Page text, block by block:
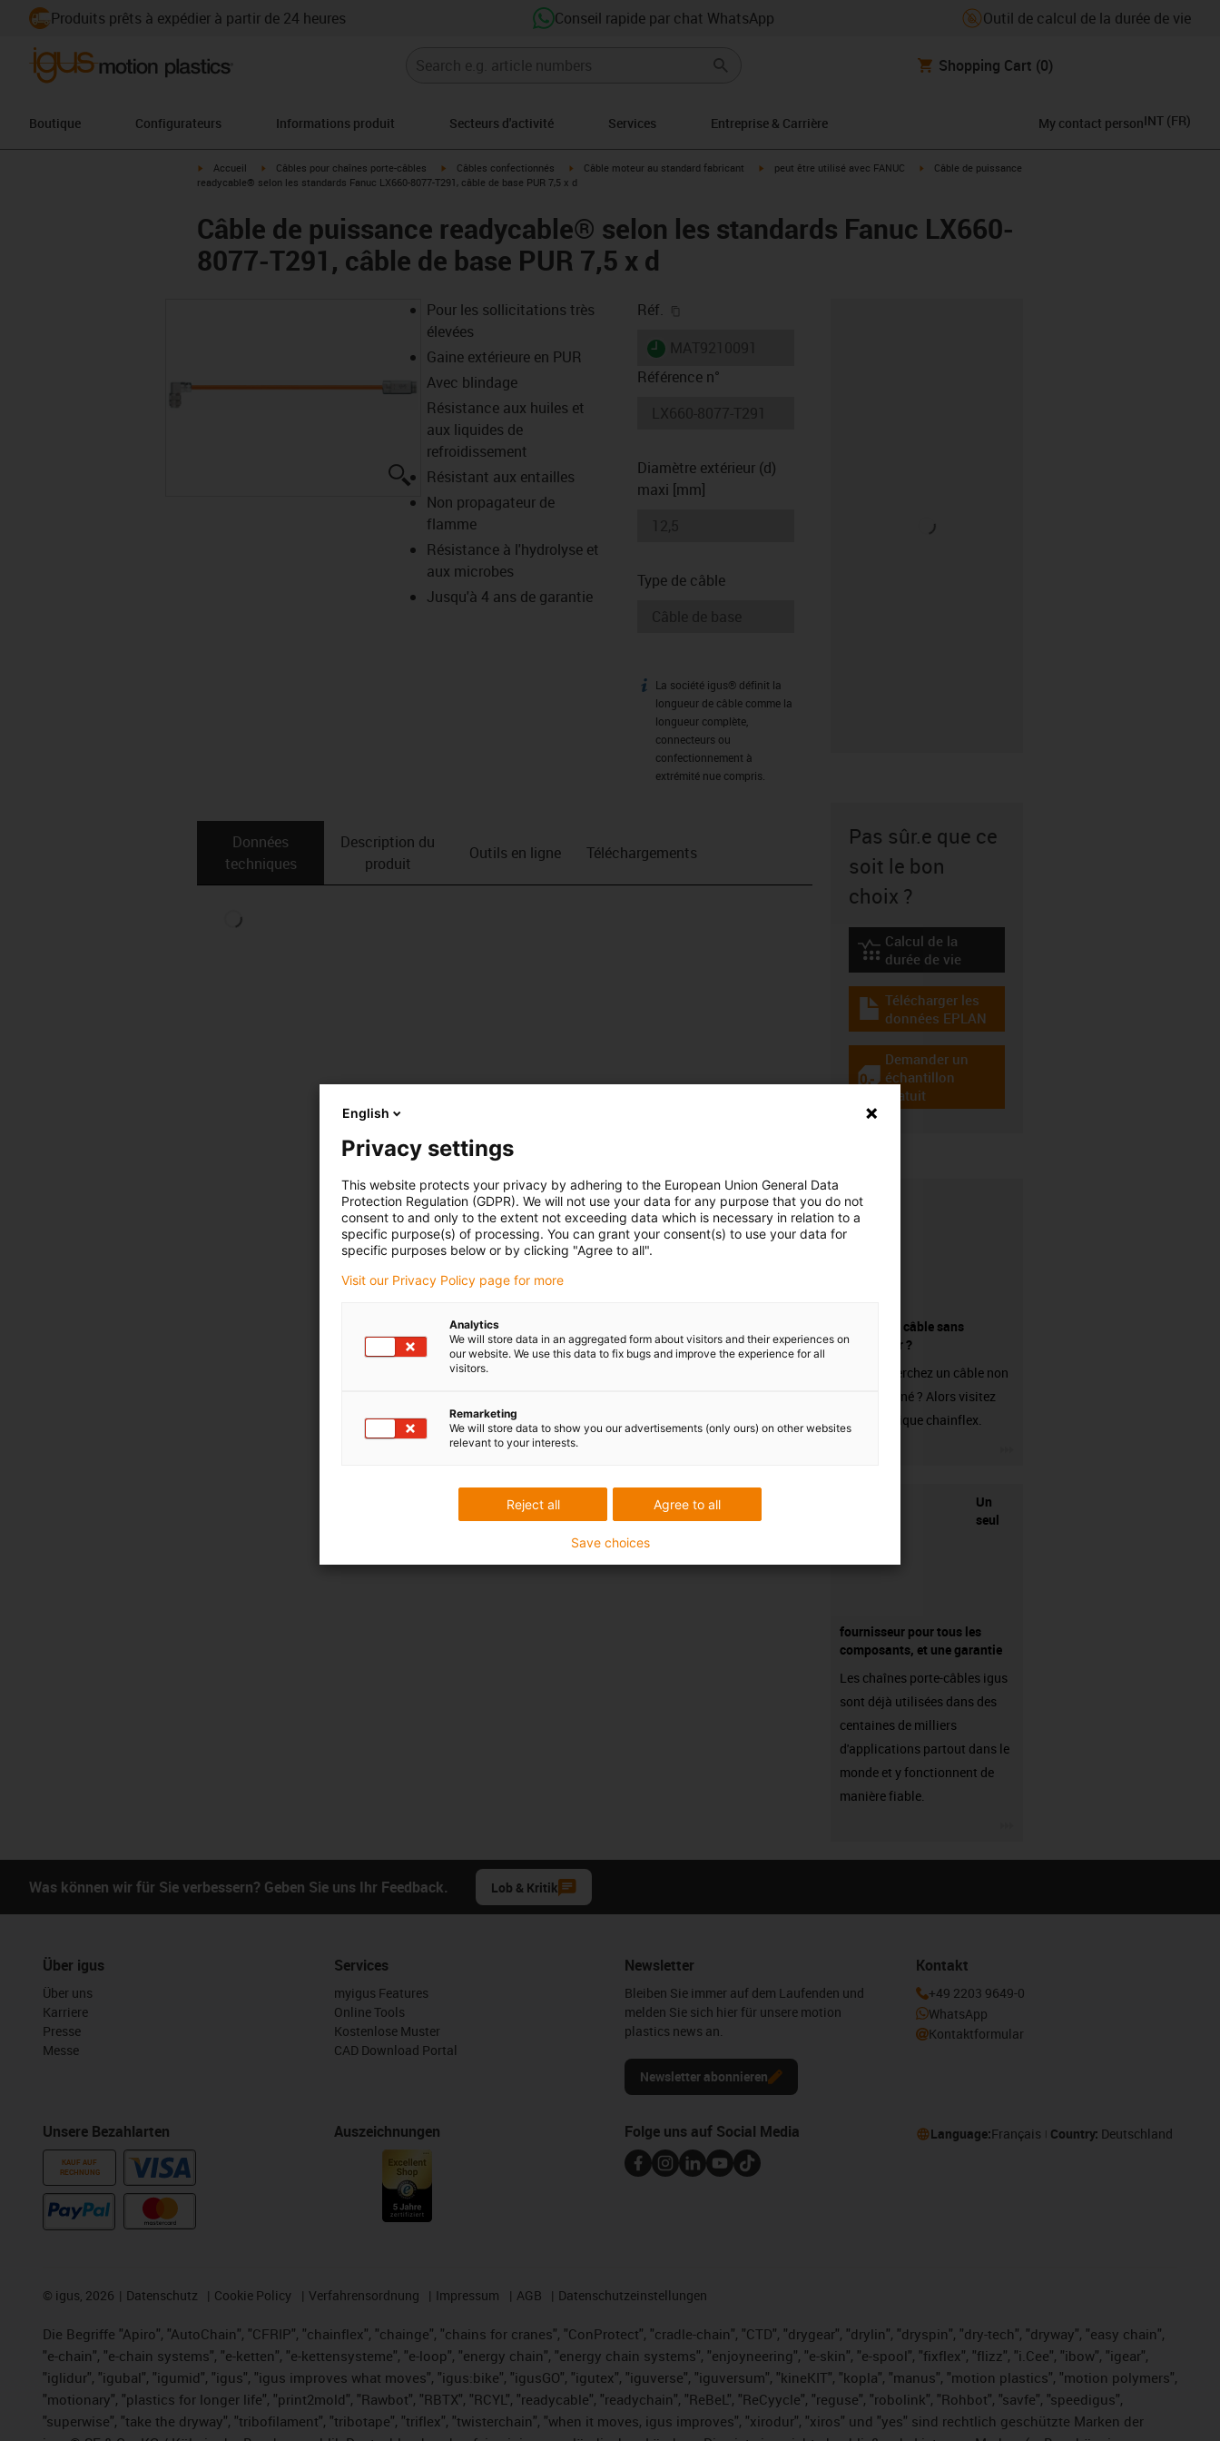
Produits prêts à expédier à partir de 24 heures Conseil rapide par chat WhatsApp Outil de calcul de la durée de vie
Shopping Cart (0)
Boutique Configurateurs Informations produit Secteurs d'activité Services Entreprise & Carrière My contact personINT (FR)
igus-icon-arrow-right
Accueil igus-icon-arrow-right
Câbles pour chaînes porte-câbles igus-icon-arrow-right
Câbles confectionnés igus-icon-arrow-right
Câble moteur au standard fabricant igus-icon-arrow-right
peut être utilisé avec FANUC igus-icon-arrow-right
Câble de puissance
readycable® selon les standards Fanuc LX660-8077-T291, câble de base PUR 7,5 x d
Câble de puissance readycable® selon les standards Fanuc LX660-
8077-T291, câble de base PUR 7,5 x d
igus-icon-lupe
Pour les sollicitations très
élevées
Gaine extérieure en PUR
Avec blindage
Résistance aux huiles et
aux liquides de
refroidissement
Résistant aux entailles
Non propagateur de
flamme
Résistance à l'hydrolyse et
aux microbes
Jusqu'à 4 ans de garantie
Réf.
igus-icon-lieferzeit
Référence n°
Diamètre extérieur (d)
maxi [mm]
Type de câble
igus-icon-info
La société igus® définit la
longueur de câble comme la
longueur complète,
connecteurs ou
confectionnement à
extrémité nue compris.
Données
techniques
Description du
produit
Outils en ligne Téléchargements
Pas sûr.e que ce
soit le bon
choix ?
igus-icon-lebensdauerrechner
Calcul de la
durée de vie
igus-icon-download-plan
Télécharger les
données EPLAN
igus-icon-gratismuster
Demander un
échantillon
gratuit
Acheter un câble sans
connecteur ?
Vous recherchez un câble non
confectionné ? Alors visitez
notre boutique chainflex.
Un
seul
fournisseur pour tous les
composants, et une garantie
Les chaînes porte-câbles igus
sont déjà utilisées dans des
centaines de milliers
d'applications partout dans le
monde et y fonctionnent de
manière fiable.
Was können wir für Sie verbessern? Geben Sie uns Ihr Feedback. Lob & Kritik
Über igus
Über uns
Karriere
Presse
Messe
Unsere Bezahlarten
KAUF AUF
RECHNUNG
Services
myigus Features
Online Tools
Kostenlose Muster
CAD Download Portal
Auszeichnungen
Newsletter
Bleiben Sie immer auf dem Laufenden und
melden Sie sich hier für unsere motion
plastics news an.
Newsletter abonnieren
Kontakt
+49 2203 9649-0
WhatsApp
Kontaktformular
Folge uns auf Social Media Language:Français Country: Deutschland
© igus, 2026 Datenschutz Cookie Policy Verfahrensordnung Impressum AGB Datenschutzeinstellungen
Die Begriffe "Apiro", "AutoChain", "CFRIP", "chainflex", "chainge", "chains for cranes", "ConProtect", "cradle-chain", "CTD", "drygear", "drylin", "dryspin", "dry-tech", "dryway", "easy chain",
"e-chain", "e-chain systems", "e-ketten", "e-kettensysteme", "e-loop", "energy chain", "energy chain systems", "enjoyneering", "e-skin", "e-spool", "fixflex", "flizz", "i.Cee", "ibow", "igear",
"iglidur", "igubal", "igumid", "igus", "igus improves what moves", "igus:bike", "igusGO", "igutex", "iguverse", "iguversum", "kineKIT", "kopla", "manus", "motion plastics", "motion polymers",
"motionary", "plastics for longer life", "print2mold", "Rawbot", "RBTX", "RCYL", "readycable", "readychain", "ReBeL", "ReCyycle", "reguse", "robolink", "Rohbot", "savfe", "speedigus",
"superwise", "take the dryway", "tribofilament", "tribotape", "triflex", "twisterchain", "when it moves, igus improves", "xirodur", "xiros" und "yes" sind rechtlich geschützte Marken der
English
Privacy settings
This website protects your privacy by adhering to the European Union General Data
Protection Regulation (GDPR). We will not use your data for any purpose that you do not
consent to and only to the extent not exceeding data which is necessary in relation to a
specific purpose(s) of processing. You can grant your consent(s) to use your data for
specific purposes below or by clicking "Agree to all".
Visit our Privacy Policy page for more
Analytics
We will store data in an aggregated form about visitors and their experiences on
our website. We use this data to fix bugs and improve the experience for all
visitors.
Remarketing
We will store data to show you our advertisements (only ours) on other websites
relevant to your interests.
Agree to all
Reject all
Save choices